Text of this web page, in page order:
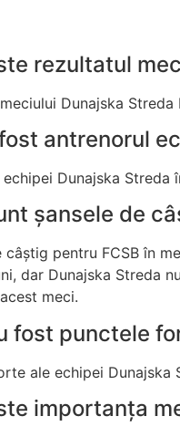
rezultatul
Dunajska Streda
antrenorul
Dunajska Streda
șansele de
câștig pentru FCSB în
dar Dunajska Streda
meci.
fost punctele
ale echipei Dunajska
importanța